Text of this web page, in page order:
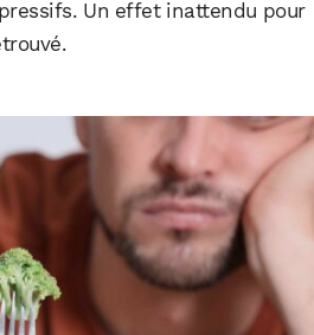
Un effet inattendu pour